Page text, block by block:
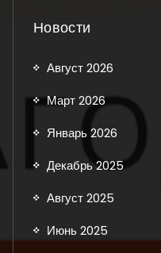
Новости
Август 2026
Март 2026
Январь 2026
Декабрь 2025
Август 2025
Июнь 2025